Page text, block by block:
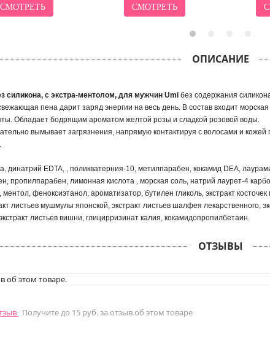
СМОТРЕТЬ СМОТРЕТЬ
ОПИСАНИЕ
силикона, с экстра-ментолом, для мужчин Umi без содержания
пена дарит заряд энергии на весь день. В состав входит
Обладает бодрящим ароматом желтой розы и сладкой розовой воды.
вымывает загрязнения, напрямую контактируя с волосами и
динатрий EDTA, , поликватерния-10, метилпарабен, кокамид DEA,
пропилпарабен, лимонная кислота , морская соль, натрий лаурет-4
ментол, феноксиэтанол, ароматизатор, бутилен гликоль, экстракт косточек
листьев мушмулы японской, экстракт листьев шалфея лекарственного,
листьев вишни, глицирризинат калия, кокамидопропилбетаин.
ОТЗЫВЫ
об этом товаре.
Получите до 15 руб. за отзыв об этом товаре